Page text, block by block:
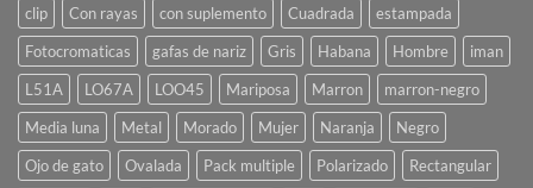
clip
Con rayas con suplemento Cuadrada
estampada
Fotocromaticas
gafas de nariz Gris Habana Hombre
iman
L51A
LO67A LOO45 Mariposa Marron
marron-negro
Media luna
Metal Morado Mujer Naranja
Negro
Ojo de gato
Ovalada Pack multiple Polarizado
Rectangular